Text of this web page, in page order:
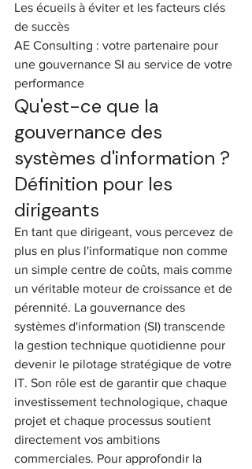
Les écueils à éviter et les facteurs clés
de succès
AE Consulting : votre partenaire pour
une gouvernance SI au service de votre
performance
Qu'est-ce que la
gouvernance des
systèmes d'information ?
Définition pour les
dirigeants
En tant que dirigeant, vous percevez de
plus en plus l'informatique non comme
un simple centre de coûts, mais comme
un véritable moteur de croissance et de
pérennité. La gouvernance des
systèmes d'information (SI) transcende
la gestion technique quotidienne pour
devenir le pilotage stratégique de votre
IT. Son rôle est de garantir que chaque
investissement technologique, chaque
projet et chaque processus soutient
directement vos ambitions
commerciales. Pour approfondir la